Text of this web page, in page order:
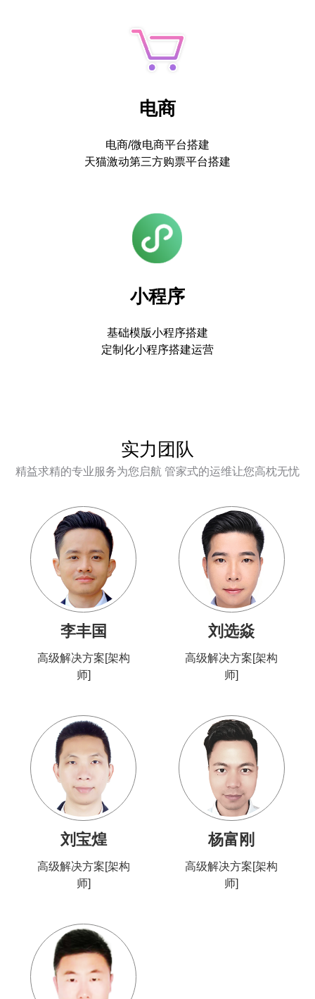
电商
电商/微电商平台搭建
天猫激动第三方购票平台搭建
小程序
基础模版小程序搭建
定制化小程序搭建运营
实力团队
精益求精的专业服务为您启航 管家式的运维让您高枕无忧
李丰国
高级解决方案[架构
师]
刘选焱
高级解决方案[架构
师]
刘宝煌
高级解决方案[架构
师]
杨富刚
高级解决方案[架构
师]